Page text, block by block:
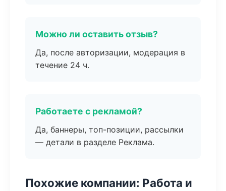
Можно ли оставить отзыв?
Да, после авторизации, модерация в
течение 24 ч.
Работаете с рекламой?
Да, баннеры, топ-позиции, рассылки
— детали в разделе Реклама.
Похожие компании: Работа и